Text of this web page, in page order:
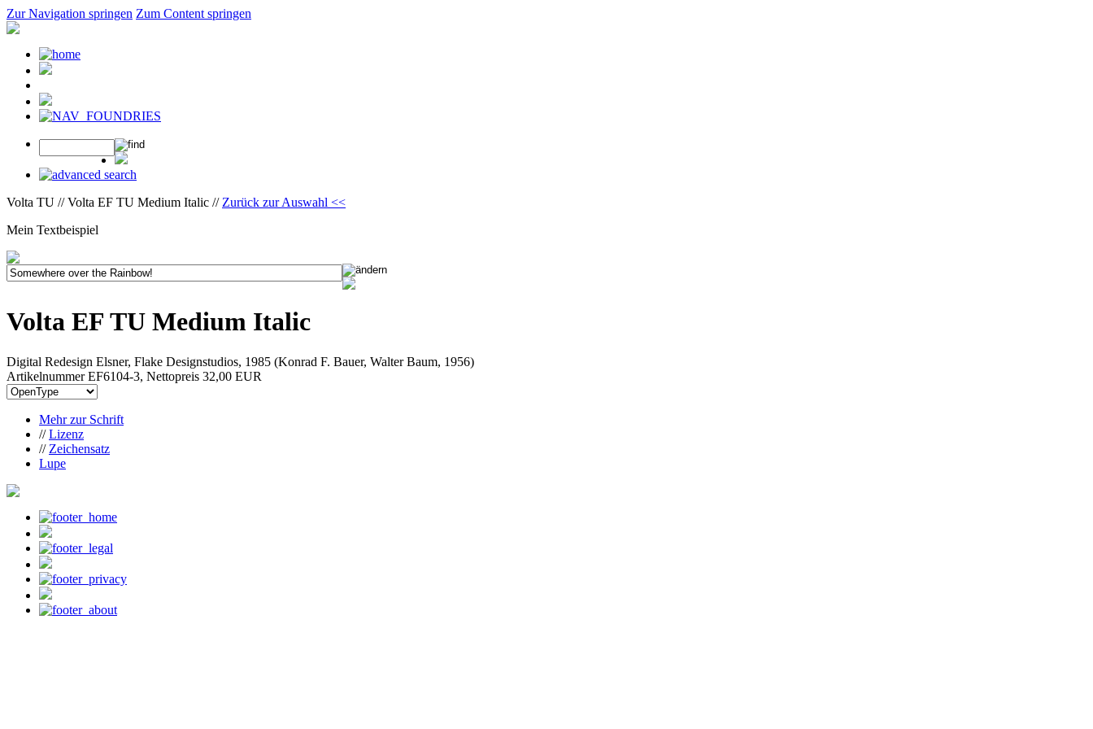
Zur Navigation springen Zum Content springen
Volta TU // Volta EF TU Medium Italic // Zurück zur Auswahl <<
Mein Textbeispiel
Volta EF TU Medium Italic
Digital Redesign Elsner, Flake Designstudios, 1985 (Konrad F. Bauer, Walter Baum, 1956)
Artikelnummer EF6104-3, Nettopreis 32,00 EUR
Mehr zur Schrift
//Lizenz
// Zeichensatz
Lupe